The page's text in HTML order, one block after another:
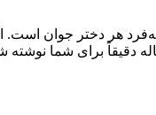
هر دختر جوان است.
دقیقاً برای شما